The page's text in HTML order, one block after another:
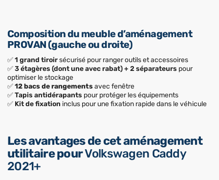
Composition du meuble d’aménagement
PROVAN (gauche ou droite)
✅1 grand tiroirsécurisé pour ranger outils et accessoires
✅3 étagères (dont une avec rabat) + 2 séparateurs pour
optimiser le stockage
✅12 bacs de rangementsavec fenêtre
✅Tapis antidérapants pour protéger les équipements
✅ Kit de fixation inclus pour une fixation rapide dans le véhicule
Les avantages de cet aménagement
utilitaire pourVolkswagen Caddy
2021+